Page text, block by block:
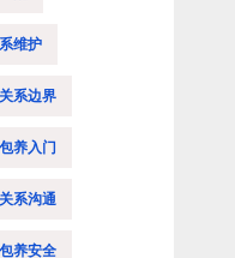
维护
关系边界
包养入门
系沟通
包养安全